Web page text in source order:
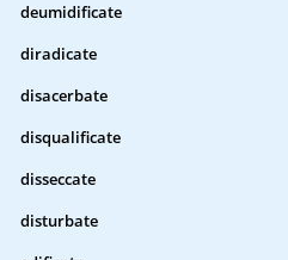
deumidificate
diradicate
disacerbate
disqualificate
disseccate
disturbate